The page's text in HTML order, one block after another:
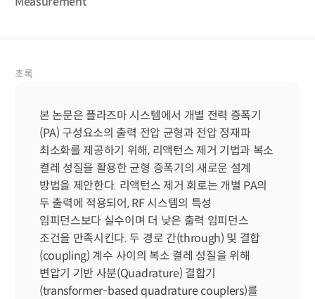
초록
본 논문은 플라즈마 시스템에서 개별 전력 증폭기
(PA) 구성요소의 출력 전압 균형과 전압 정재파
최소화를 제공하기 위해, 리액턴스 제거 기법과 복소
켤레 성질을 활용한 균형 증폭기의 새로운 설계
방법을 제안한다. 리액턴스 제거 회로는 개별 PA의
두 출력에 적용되어, RF 시스템의 특성
임피던스보다 실수이며 더 낮은 출력 임피던스
조건을 만족시킨다. 두 경로 간(through) 및 결합
(coupling) 계수 사이의 복소 켤레 성질을 위해
변압기 기반 사분(Quadrature) 결합기
(transformer-based quadrature couplers)를